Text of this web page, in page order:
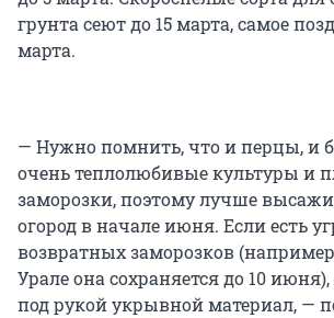
грунта сеют до 15 марта, самое
марта.
— Нужно помнить, что и перцы, и
очень теплолюбивые культуры и
заморозки, поэтому лучше
огород в начале июня. Если есть
возвратных заморозков
Урале она сохраняется до 10
под рукой укрывной материал, —